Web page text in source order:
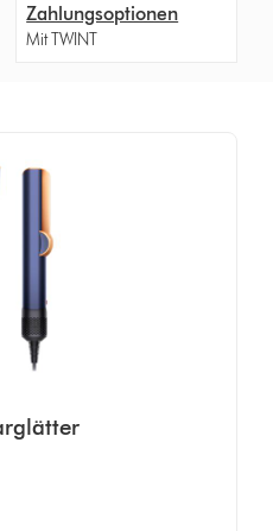
Zahlungsoptionen
Mit TWINT